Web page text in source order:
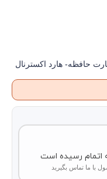
حافظه- هارد اکسترنال
اتمام رسیده است
با ما تماس بگیرید